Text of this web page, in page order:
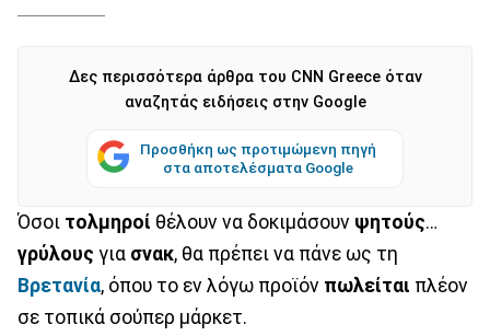
Δες περισσότερα άρθρα του CNN Greece όταν
αναζητάς ειδήσεις στην Google
Προσθήκη ως προτιμώμενη πηγή
στα αποτελέσματα Google
Όσοι τολμηροί θέλουν να δοκιμάσουν ψητούς…
γρύλους για σνακ, θα πρέπει να πάνε ως τη
Βρετανία, όπου το εν λόγω προϊόν πωλείται πλέον
σε τοπικά σούπερ μάρκετ.